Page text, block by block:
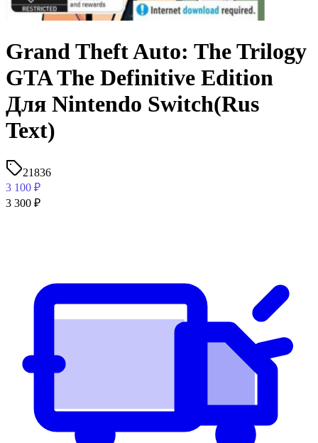
Grand Theft Auto: The Trilogy
GTA The Definitive Edition
Для Nintendo Switch(Rus
Text)
21836
3 100 ₽
3 300 ₽